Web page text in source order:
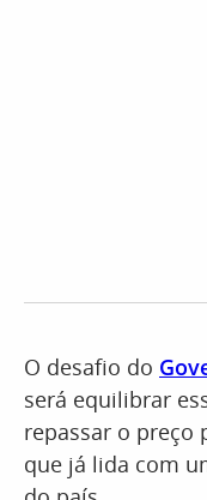
O desafio do
será equilibrar
repassar o preço
que já lida com